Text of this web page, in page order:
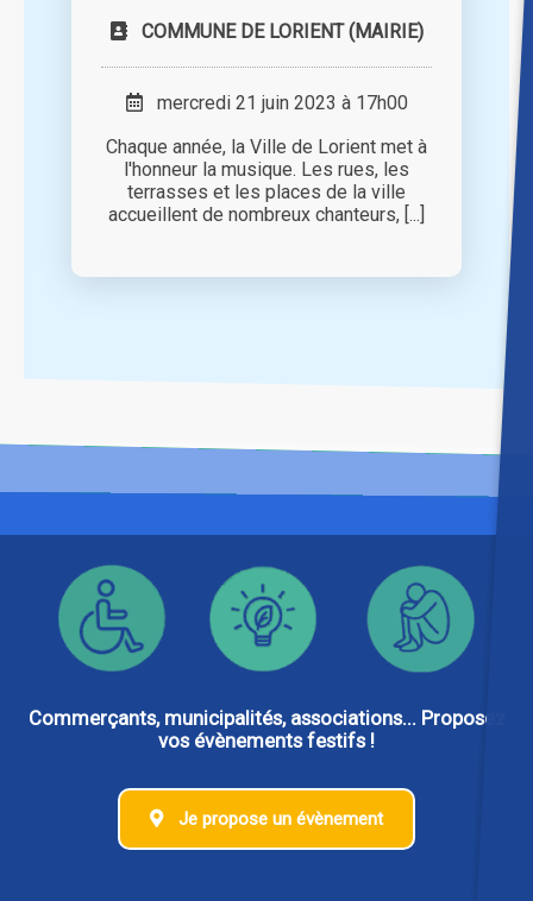
COMMUNE DE LORIENT (MAIRIE)
mercredi 21 juin 2023 à 17h00
Chaque année, la Ville de Lorient met à
l'honneur la musique. Les rues, les
terrasses et les places de la ville
accueillent de nombreux chanteurs, [...]
Commerçants, municipalités, associations... Proposez
vos évènements festifs !
Je propose un évènement